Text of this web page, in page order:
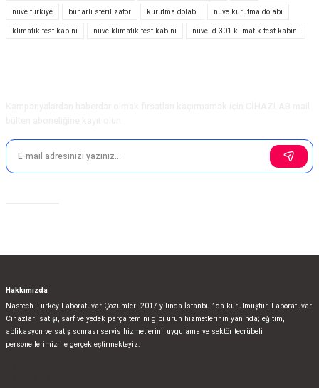
Ürün resmi kalitesiz, bozuk veya görüntülenemiyor.
nüve türkiye
buharlı sterilizatör kurutma dolabı
nüve kurutma dolabı
klimatik test kabini
nüve klimatik test kabini nüve ıd 301 klimatik test kabini
Hakkımızda
Nastech Turkey Laboratuvar Çözümleri 2017 yılında İstanbul’ da kurulmuştur. Laboratuvar
Cihazları satışı, sarf ve yedek parça temini gibi ürün hizmetlerinin yanında; eğitim,
aplikasyon ve satış sonrası servis hizmetlerini, uygulama ve sektör tecrübeli
personellerimiz ile gerçekleştirmekteyiz.